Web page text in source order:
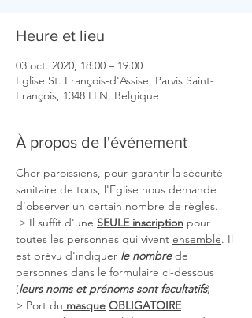
Heure et lieu
03 oct. 2020, 18:00 – 19:00
Eglise St. François-d'Assise, Parvis Saint-
François, 1348 LLN, Belgique
À propos de l'événement
Cher paroissiens, pour garantir la sécurité
sanitaire de tous, l'Eglise nous demande
d'observer un certain nombre de règles.
> Il suffit d'une SEULE inscription pour
toutes les personnes qui vivent ensemble. Il
est prévu d'indiquer le nombre de
personnes dans le formulaire ci-dessous
(leurs noms et prénoms sont facultatifs)
> Port du masque OBLIGATOIRE